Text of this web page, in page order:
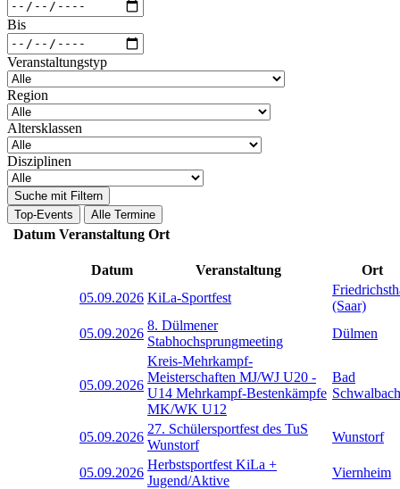
Bis
Veranstaltungstyp
Region
Altersklassen
Disziplinen
Suche mit Filtern
Top-Events
Alle Termine
Datum Veranstaltung Ort
Datum Veranstaltung
Ort
05.09.2026 KiLa-Sportfest
(Saar)
05.09.2026
8. Dülmener
Stabhochsprungmeeting
Dülmen
05.09.2026
Kreis-Mehrkampf-
Meisterschaften MJ/WJ U20 -
U14 Mehrkampf-Bestenkämpfe
MK/WK U12
Bad
Schwalbach
05.09.2026
27. Schülersportfest des TuS
Wunstorf
Wunstorf
05.09.2026
Herbstsportfest KiLa +
Jugend/Aktive
Viernheim